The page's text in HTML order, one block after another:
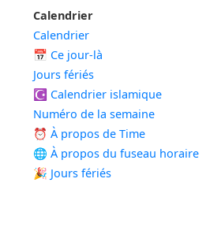
Calendrier
Calendrier
📅 Ce jour-là
Jours fériés
☪️ Calendrier islamique
Numéro de la semaine
⏰ À propos de Time
🌐 À propos du fuseau horaire
🎉 Jours fériés